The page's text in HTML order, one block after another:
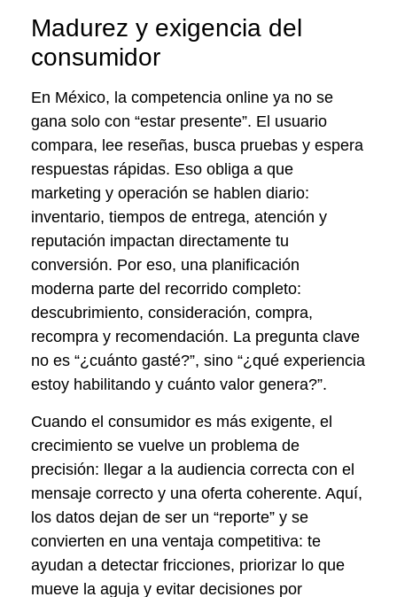
Madurez y exigencia del
consumidor
En México, la competencia online ya no se
gana solo con “estar presente”. El usuario
compara, lee reseñas, busca pruebas y espera
respuestas rápidas. Eso obliga a que
marketing y operación se hablen diario:
inventario, tiempos de entrega, atención y
reputación impactan directamente tu
conversión. Por eso, una planificación
moderna parte del recorrido completo:
descubrimiento, consideración, compra,
recompra y recomendación. La pregunta clave
no es “¿cuánto gasté?”, sino “¿qué experiencia
estoy habilitando y cuánto valor genera?”.
Cuando el consumidor es más exigente, el
crecimiento se vuelve un problema de
precisión: llegar a la audiencia correcta con el
mensaje correcto y una oferta coherente. Aquí,
los datos dejan de ser un “reporte” y se
convierten en una ventaja competitiva: te
ayudan a detectar fricciones, priorizar lo que
mueve la aguja y evitar decisiones por